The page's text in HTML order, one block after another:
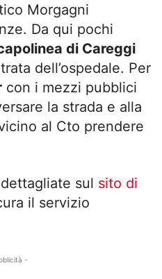
Morgagni
Da qui pochi
di Careggi
dell’ospedale. Per
con i mezzi pubblici
la strada e alla
al Cto prendere
sul sito di
il servizio
-